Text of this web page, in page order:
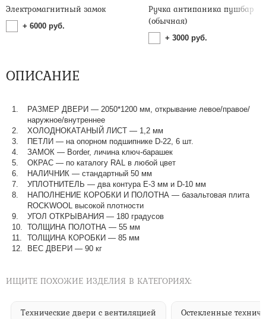
Электромагнитный замок
+ 6000 руб.
Ручка антипаника пушбар
(обычная)
+ 3000 руб.
ОПИСАНИЕ
РАЗМЕР ДВЕРИ — 2050*1200 мм, открывание левое/правое/
наружное/внутреннее
ХОЛОДНОКАТАНЫЙ ЛИСТ — 1,2 мм
ПЕТЛИ — на опорном подшипнике D-22, 6 шт.
ЗАМОК — Border, личина ключ-барашек
ОКРАС — по каталогу RAL в любой цвет​​​​​​​
НАЛИЧНИК — стандартный 50 мм
УПЛОТНИТЕЛЬ — два контура Е-3 мм и D-10 мм
НАПОЛНЕНИЕ КОРОБКИ И ПОЛОТНА — базальтовая плита
ROCKWOOL высокой плотности
УГОЛ ОТКРЫВАНИЯ — 180 градусов
ТОЛЩИНА ПОЛОТНА — 55 мм
ТОЛЩИНА КОРОБКИ — 85 мм
ВЕС ДВЕРИ — 90 кг
ИЩИТЕ ПОХОЖИЕ ИЗДЕЛИЯ В КАТЕГОРИЯХ:
Технические двери с вентиляцией Остекленные